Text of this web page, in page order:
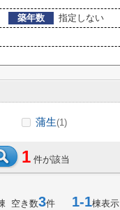
築年数
指定しない
蒲生(1)
1 件が該当
空き数3件 1-1棟表示